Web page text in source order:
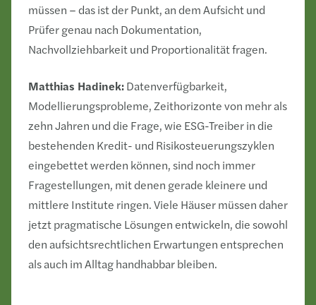
müssen – das ist der Punkt, an dem Aufsicht und
Prüfer genau nach Dokumentation,
Nachvollziehbarkeit und Proportionalität fragen.
Matthias Hadinek:Datenverfügbarkeit,
Modellierungsprobleme, Zeithorizonte von mehr als
zehn Jahren und die Frage, wie ESG-Treiber in die
bestehenden Kredit- und Risikosteuerungszyklen
eingebettet werden können, sind noch immer
Fragestellungen, mit denen gerade kleinere und
mittlere Institute ringen. Viele Häuser müssen daher
jetzt pragmatische Lösungen entwickeln, die sowohl
den aufsichtsrechtlichen Erwartungen entsprechen
als auch im Alltag handhabbar bleiben.